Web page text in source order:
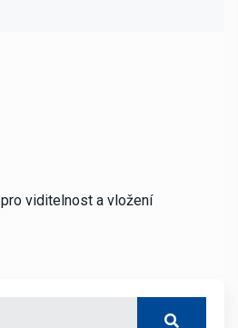
pro viditelnost a vložení